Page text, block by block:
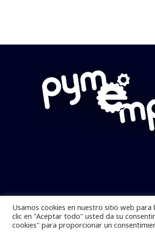
Pymempresario ©
Usamos cookies en nuestro sitio web
clic en "Aceptar todo" usted da su
cookies" para proporcionar un